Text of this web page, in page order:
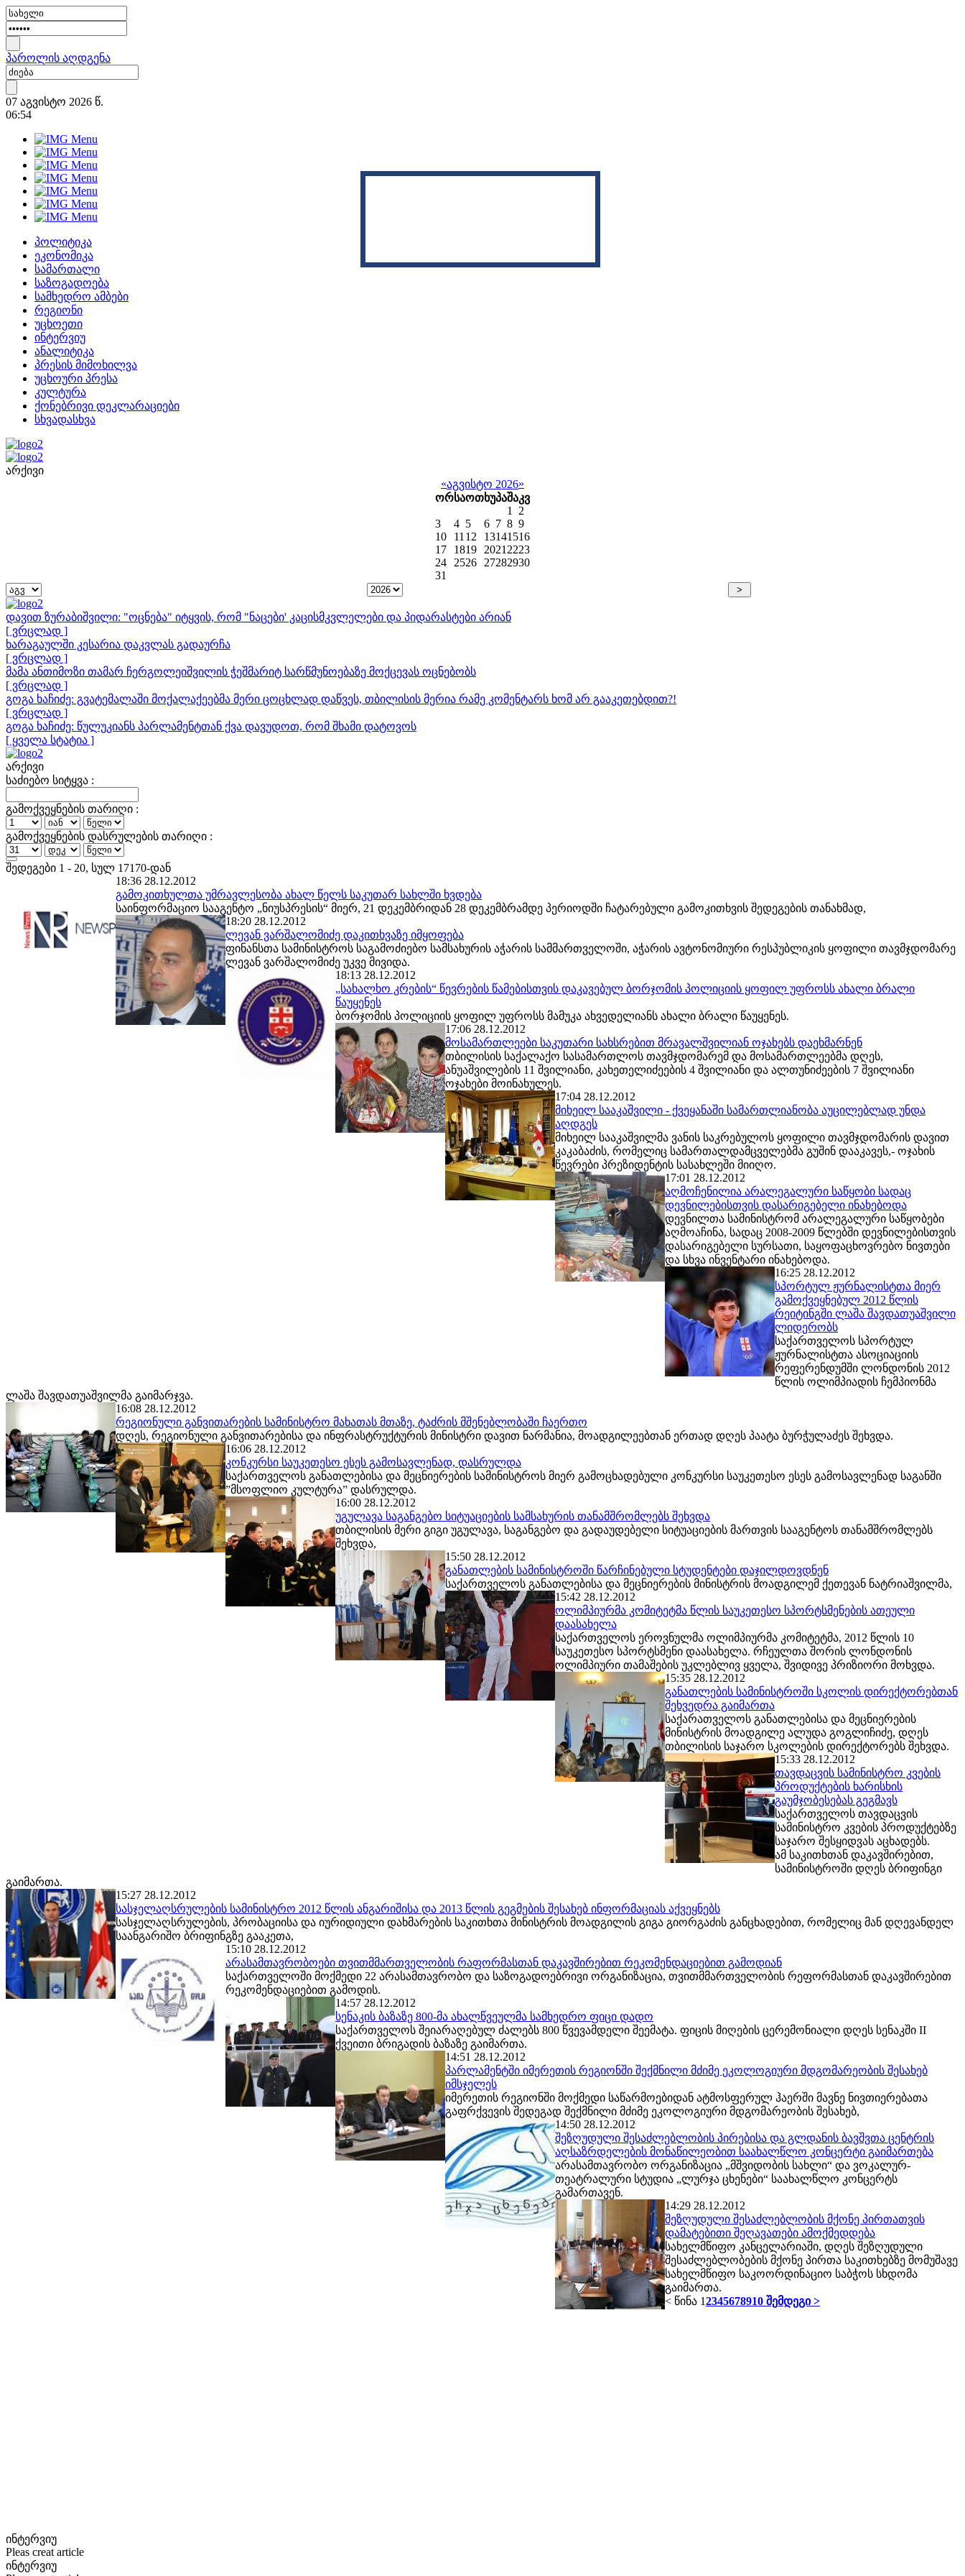
პაროლის აღდგენა
07 აგვისტო 2026 წ.
06:54
პოლიტიკა
ეკონომიკა
სამართალი
საზოგადოება
სამხედრო ამბები
რეგიონი
უცხოეთი
ინტერვიუ
ანალიტიკა
პრესის მიმოხილვა
უცხოური პრესა
კულტურა
ქონებრივი დეკლარაციები
სხვადასხვა
არქივი
«აგვისტო 2026»
ორსაოთხუპაშაკვ
1
2
3
4 5 6 7 8 9
10
11 12 13141516
17
1819 2021 2223
24
2526 27282930
31
დავით ზურაბიშვილი: "ოცნება" იტყვის, რომ "ნაცები' კაცისმკვლელები და პიდარასტები არიან
[ ვრცლად ]
ხარაგაულში კესარია დაკვლას გადაურჩა
[ ვრცლად ]
მამა ანთიმოზი თამარ ჩერგოლეიშვილის ჭეშმარიტ სარწმუნოებაზე მოქცევას ოცნებობს
[ ვრცლად ]
გოგა ხაჩიძე: გვატემალაში მოქალაქეებმა მერი ცოცხლად დაწვეს, თბილისის მერია რამე კომენტარს ხომ არ გააკეთებდით?!
[ ვრცლად ]
გოგა ხაჩიძე: წულუკიანს პარლამენტთან ქვა დავუდოთ, რომ შხამი დატოვოს
[ ყველა სტატია ]
არქივი
საძიებო სიტყვა :
გამოქვეყნების თარიღი :
გამოქვეყნების დასრულების თარიღი :
შედეგები 1 - 20, სულ 17170-დან
18:36 28.12.2012
გამოკითხულთა უმრავლესობა ახალ წელს საკუთარ სახლში ხვდება
საინფორმაციო სააგენტო „ნიუსპრესის“ მიერ, 21 დეკემბრიდან 28 დეკემბრამდე პერიოდში ჩატარებული გამოკითხვის შედეგების თანახმად,
18:20 28.12.2012
ლევან ვარშალომიძე დაკითხვაზე იმყოფება
ფინანსთა სამინისტროს საგამოძიებო სამსახურის აჭარის სამმართველოში, აჭარის ავტონომიური რესპუბლიკის ყოფილი თავმჯდომარე
ლევან ვარშალომიძე უკვე მივიდა.
18:13 28.12.2012
„სახალხო კრების“ წევრების წამებისთვის დაკავებულ ბორჯომის პოლიციის ყოფილ უფროსს ახალი ბრალი
წაუყენეს
ბორჯომის პოლიციის ყოფილ უფროსს მამუკა ახვედელიანს ახალი ბრალი წაუყენეს.
17:06 28.12.2012
მოსამართლეები საკუთარი სახსრებით მრავალშვილიან ოჯახებს დაეხმარნენ
თბილისის საქალაქო სასამართლოს თავმჯდომარემ და მოსამართლეებმა დღეს,
ანუაშვილების 11 შვილიანი, კახეთელიძეების 4 შვილიანი და ალთუნიძეების 7 შვილიანი
ოჯახები მოინახულეს.
17:04 28.12.2012
მიხეილ სააკაშვილი - ქვეყანაში სამართლიანობა აუცილებლად უნდა
აღდგეს
მიხეილ სააკაშვილმა ვანის საკრებულოს ყოფილი თავმჯდომარის დავით
კაკაბაძის, რომელიც სამართალდამცველებმა გუშინ დააკავეს,- ოჯახის
წევრები პრეზიდენტის სასახლეში მიიღო.
17:01 28.12.2012
აღმოჩენილია არალეგალური საწყობი სადაც
დევნილებისთვის დასარიგებელი ინახებოდა
დევნილთა სამინისტრომ არალეგალური საწყობები
აღმოაჩინა, სადაც 2008-2009 წლებში დევნილებისთვის
დასარიგებელი სურსათი, საყოფაცხოვრებო ნივთები
და სხვა ინვენტარი ინახებოდა.
16:25 28.12.2012
სპორტულ ჟურნალისტთა მიერ
გამოქვეყნებულ 2012 წლის
რეიტინგში ლაშა შავდათუაშვილი
ლიდერობს
საქართველოს სპორტულ
ჟურნალისტთა ასოციაციის
რეფერენდუმში ლონდონის 2012
წლის ოლიმპიადის ჩემპიონმა
ლაშა შავდათუაშვილმა გაიმარჯვა.
16:08 28.12.2012
რეგიონული განვითარების სამინისტრო მახათას მთაზე, ტაძრის მშენებლობაში ჩაერთო
დღეს, რეგიონული განვითარებისა და ინფრასტრუქტურის მინისტრი დავით ნარმანია, მოადგილეებთან ერთად დღეს პაატა ბურჭულაძეს შეხვდა.
16:06 28.12.2012
კონკურსი საუკეთესო ესეს გამოსავლენად, დასრულდა
საქართველოს განათლებისა და მეცნიერების სამინისტროს მიერ გამოცხადებული კონკურსი საუკეთესო ესეს გამოსავლენად საგანში
”მსოფლიო კულტურა” დასრულდა.
16:00 28.12.2012
უგულავა საგანგებო სიტუაციების სამსახურის თანამშრომლებს შეხვდა
თბილისის მერი გიგი უგულავა, საგანგებო და გადაუდებელი სიტუაციების მართვის სააგენტოს თანამშრომლებს
შეხვდა,
15:50 28.12.2012
განათლების სამინისტროში წარჩინებული სტუდენტები დაჯილდოვდნენ
საქართველოს განათლებისა და მეცნიერების მინისტრის მოადგილემ ქეთევან ნატრიაშვილმა,
15:42 28.12.2012
ოლიმპიურმა კომიტეტმა წლის საუკეთესო სპორტსმენების ათეული
დაასახელა
საქართველოს ეროვნულმა ოლიმპიურმა კომიტეტმა, 2012 წლის 10
საუკეთესო სპორტსმენი დაასახელა. რჩეულთა შორის ლონდონის
ოლიმპიური თამაშების უკლებლივ ყველა, შვიდივე პრიზიორი მოხვდა.
15:35 28.12.2012
განათლების სამინისტროში სკოლის დირექტორებთან
შეხვედრა გაიმართა
საქარათველოს განათლებისა და მეცნიერების
მინისტრის მოადგილე ალუდა გოგლიჩიძე, დღეს
თბილისის საჯარო სკოლების დირექტორებს შეხვდა.
15:33 28.12.2012
თავდაცვის სამინისტრო კვების
პროდუქტების ხარისხის
გაუმჯობესებას გეგმავს
საქართველოს თავდაცვის
სამინისტრო კვების პროდუქტებზე
საჯარო შესყიდვას აცხადებს.
ამ საკითხთან დაკავშირებით,
სამინისტროში დღეს ბრიფინგი
გაიმართა.
15:27 28.12.2012
სასჯელაღსრულების სამინისტრო 2012 წლის ანგარიშისა და 2013 წლის გეგმების შესახებ ინფორმაციას აქვეყნებს
სასჯელაღსრულების, პრობაციისა და იურიდიული დახმარების საკითხთა მინისტრის მოადგილის გიგა გიორგაძის განცხადებით, რომელიც მან დღევანდელ
საანგარიშო ბრიფინგზე გააკეთა,
15:10 28.12.2012
არასამთავრობოები თვითმმართველობის რაფორმასთან დაკავშირებით რეკომენდაციებით გამოდიან
საქართველოში მოქმედი 22 არასამთავრობო და საზოგადოებრივი ორგანიზაცია, თვითმმართველობის რეფორმასთან დაკავშირებით
რეკომენდაციებით გამოდის.
14:57 28.12.2012
სენაკის ბაზაზე 800-მა ახალწვეულმა სამხედრო ფიცი დადო
საქართველოს შეიარაღებულ ძალებს 800 წვევამდელი შეემატა. ფიცის მიღების ცერემონიალი დღეს სენაკში II
ქვეითი ბრიგადის ბაზაზე გაიმართა.
14:51 28.12.2012
პარლამენტში იმერეთის რეგიონში შექმნილი მძიმე ეკოლოგიური მდგომარეობის შესახებ
იმსჯელეს
იმერეთის რეგიონში მოქმედი საწარმოებიდან ატმოსფერულ ჰაერში მავნე ნივთიერებათა
გაფრქვევის შედეგად შექმნილი მძიმე ეკოლოგიური მდგომარეობის შესახებ,
14:50 28.12.2012
შეზღუდული შესაძლებლობის პირებისა და გლდანის ბავშვთა ცენტრის
აღსაზრდელების მონაწილეობით საახალწლო კონცერტი გაიმართება
არასამთავრობო ორგანიზაცია „მშვიდობის სახლი“ და ვოკალურ-
თეატრალური სტუდია „ლურჯა ცხენები“ საახალწლო კონცერტს
გამართავენ.
14:29 28.12.2012
შეზღუდული შესაძლებლობის მქონე პირთათვის
დამატებითი შეღავათები ამოქმედდება
სახელმწიფო კანცელარიაში, დღეს შეზღუდული
შესაძლებლობების მქონე პირთა საკითხებზე მომუშავე
სახელმწიფო საკოორდინაციო საბჭოს სხდომა
გაიმართა.
< წინა 12345678910 შემდეგი >
ინტერვიუ
Pleas creat article
ინტერვიუ